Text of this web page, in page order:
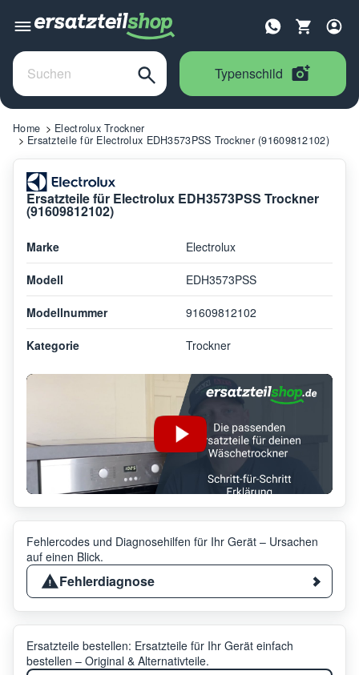
Typenschild
Home
Electrolux Trockner
Ersatzteile für Electrolux EDH3573PSS Trockner (91609812102)
Ersatzteile für Electrolux EDH3573PSS Trockner
(91609812102)
Marke Electrolux
Modell EDH3573PSS
Modellnummer 91609812102
Kategorie Trockner
Fehlercodes und Diagnosehilfen für Ihr Gerät – Ursachen
auf einen Blick.
Fehlerdiagnose
Ersatzteile bestellen: Ersatzteile für Ihr Gerät einfach
bestellen – Original & Alternativteile.